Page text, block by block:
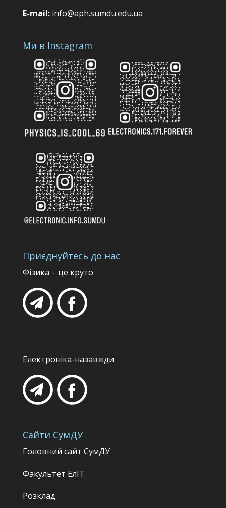
E-mail:info@aph.sumdu.edu.ua
Ми в Instagram
Приєднуйтесь до нас
Фізика – це круто
Електроніка-назавжди
Сайти СумДУ
Головний сайт СумДУ
Факультет ЕлІТ
Розклад